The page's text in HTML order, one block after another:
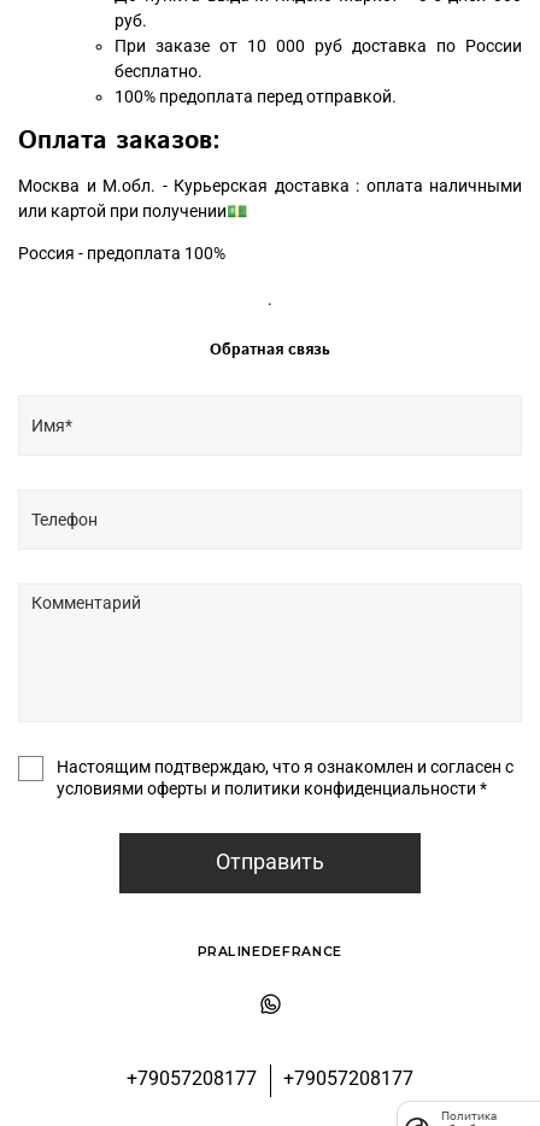
руб.
При заказе от 10 000 руб доставка по России
бесплатно.
100% предоплата перед отправкой.
Оплата заказов:
Москва и М.обл. - Курьерская доставка : оплата наличными
или картой при получении💵
Россия - предоплата 100%
.
Обратная связь
Настоящим подтверждаю, что я ознакомлен и согласен с
условиями оферты и политики конфиденциальности *
Отправить
+79057208177 +79057208177
PRALINEDEFRANCE
Политика